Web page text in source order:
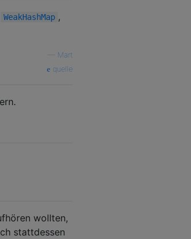
WeakHashMap ,
Mart
quelle
wollten,
stattdessen